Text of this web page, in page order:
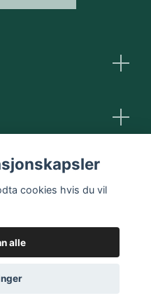
osscookies hvis du vil
alle